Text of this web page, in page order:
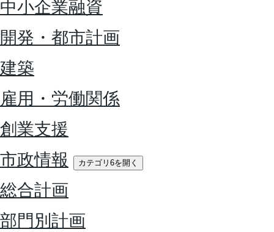
中小企業融資
開発・都市計画
建築
雇用・労働関係
創業支援
市政情報
カテゴリ6を開く
総合計画
部門別計画